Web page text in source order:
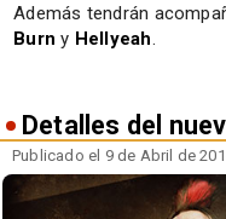
Además tendrán
Burn y Hellyeah.
Detalles del
Publicado el 9 de Abril de